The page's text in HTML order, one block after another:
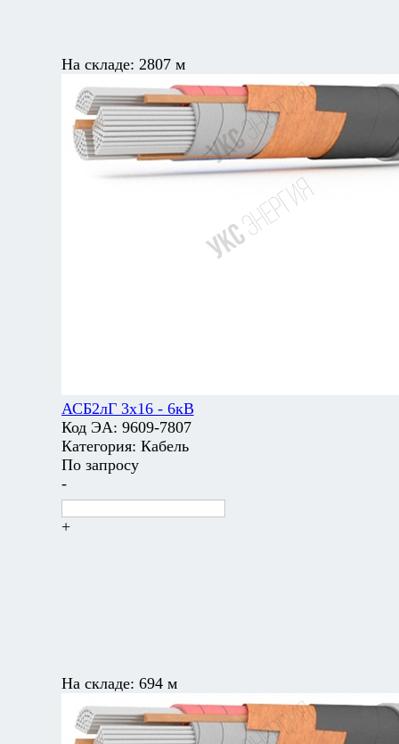
На складе: 2807 м
АСБ2лГ 3х16 - 6кВ
Код ЭА: 9609-7807
Категория: Кабель
По запросу
-
+
На складе: 694 м